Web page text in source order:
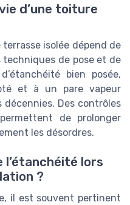
d’une toiture
isolée dépend de
de pose et de
bien posée,
et à un pare vapeur
Des contrôles
de prolonger
les désordres.
lors
?
il est souvent pertinent